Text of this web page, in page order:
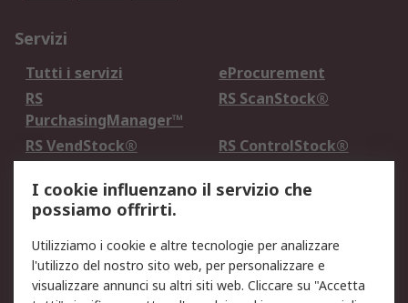
Servizi
Tutti i servizi
eProcurement
RS
PurchasingManager™
RS ScanStock®
RS VendStock®
RS ControlStock®
Legale
Informativa Cookie
Informativa Privacy -
Aggiornata
Email Security
Termini d'uso
I cookie influenzano il servizio che
possiamo offrirti.
Utilizziamo i cookie e altre tecnologie per analizzare
l'utilizzo del nostro sito web, per personalizzare e
visualizzare annunci su altri siti web. Cliccare su "Accetta